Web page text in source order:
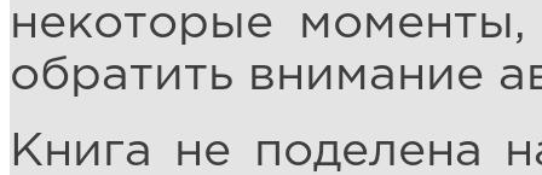
некоторые
обратить внимание
Книга не поделена